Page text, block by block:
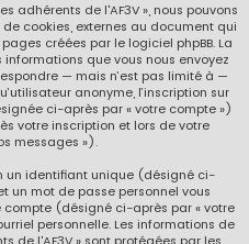
adhérents de l'AF3V », nous pouvons
cookies, externes au document qui
créées par le logiciel phpBB. La
que vous nous envoyez
— mais n’est pas limité à —
anonyme, l’inscription sur
ci-après par « votre compte »)
votre inscription et lors de votre
messages »).
un identifiant unique (désigné ci-
un mot de passe personnel vous
(désigné ci-après par « votre
personnelle. Les informations de